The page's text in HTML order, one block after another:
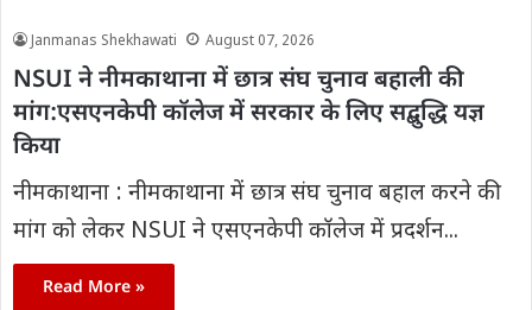
Janmanas Shekhawati August 07, 2026
NSUI ने नीमकाथाना में छात्र संघ चुनाव बहाली की
मांग:एसएनकेपी कॉलेज में सरकार के लिए सद्बुद्धि यज्ञ
किया
नीमकाथाना : नीमकाथाना में छात्र संघ चुनाव बहाल करने की
मांग को लेकर NSUI ने एसएनकेपी कॉलेज में प्रदर्शन...
Read More »